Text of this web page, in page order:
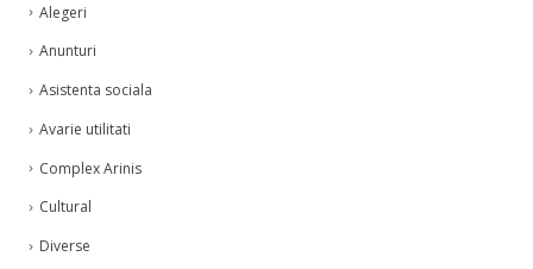
Alegeri
Anunturi
Asistenta sociala
Avarie utilitati
Complex Arinis
Cultural
Diverse